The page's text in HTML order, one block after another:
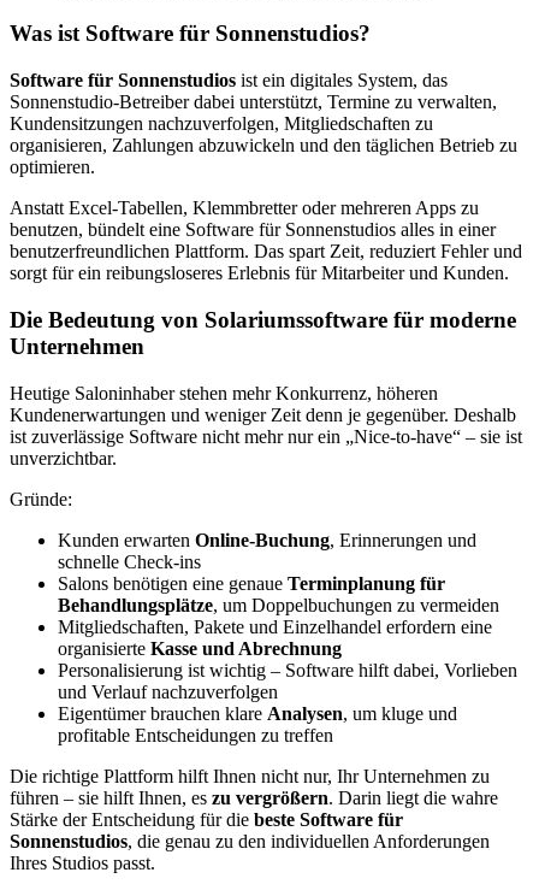
Was ist Software für Sonnenstudios?
Software für Sonnenstudios ist ein digitales System, das
Sonnenstudio-Betreiber dabei unterstützt, Termine zu verwalten,
Kundensitzungen nachzuverfolgen, Mitgliedschaften zu
organisieren, Zahlungen abzuwickeln und den täglichen Betrieb zu
optimieren.
Anstatt Excel-Tabellen, Klemmbretter oder mehreren Apps zu
benutzen, bündelt eine Software für Sonnenstudios alles in einer
benutzerfreundlichen Plattform. Das spart Zeit, reduziert Fehler und
sorgt für ein reibungsloseres Erlebnis für Mitarbeiter und Kunden.
Die Bedeutung von Solariumssoftware für moderne
Unternehmen
Heutige Saloninhaber stehen mehr Konkurrenz, höheren
Kundenerwartungen und weniger Zeit denn je gegenüber. Deshalb
ist zuverlässige Software nicht mehr nur ein „Nice-to-have“ – sie ist
unverzichtbar.
Gründe:
Kunden erwarten Online-Buchung, Erinnerungen und
schnelle Check-ins
Salons benötigen eine genaue Terminplanung für
Behandlungsplätze, um Doppelbuchungen zu vermeiden
Mitgliedschaften, Pakete und Einzelhandel erfordern eine
organisierte Kasse und Abrechnung
Personalisierung ist wichtig – Software hilft dabei, Vorlieben
und Verlauf nachzuverfolgen
Eigentümer brauchen klare Analysen, um kluge und
profitable Entscheidungen zu treffen
Die richtige Plattform hilft Ihnen nicht nur, Ihr Unternehmen zu
führen – sie hilft Ihnen, es zu vergrößern. Darin liegt die wahre
Stärke der Entscheidung für die beste Software für
Sonnenstudios, die genau zu den individuellen Anforderungen
Ihres Studios passt.